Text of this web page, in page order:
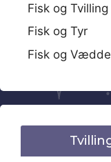
Fisk og Tvilling
Fisk og Tyr
Fisk og